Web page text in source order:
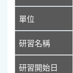
單位
研習名稱
研習開始日